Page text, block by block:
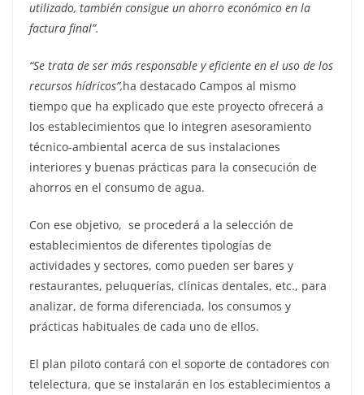
utilizado, también consigue un ahorro económico en la
factura final”.
“Se trata de ser más responsable y eficiente en el uso de los
recursos hídricos”,ha destacado Campos al mismo
tiempo que ha explicado que este proyecto ofrecerá a
los establecimientos que lo integren asesoramiento
técnico-ambiental acerca de sus instalaciones
interiores y buenas prácticas para la consecución de
ahorros en el consumo de agua.
Con ese objetivo, se procederá a la selección de
establecimientos de diferentes tipologías de
actividades y sectores, como pueden ser bares y
restaurantes, peluquerías, clínicas dentales, etc., para
analizar, de forma diferenciada, los consumos y
prácticas habituales de cada uno de ellos.
El plan piloto contará con el soporte de contadores con
telelectura, que se instalarán en los establecimientos a